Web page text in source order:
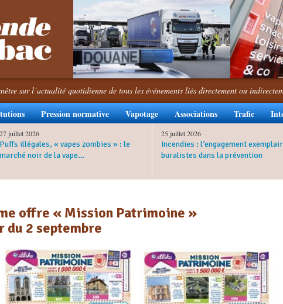
sur l’actualité quotidienne de tous les événements liés directement ou
Pression normative Vapotage Associations Trafic
27 juillet 2026
Puffs illégales, « vapes zombies » : le
marché noir de la vape…
25 juillet 2026
Incendies : l’engagement
buralistes dans la prévention
offre « Mission Patrimoine »
2 septembre